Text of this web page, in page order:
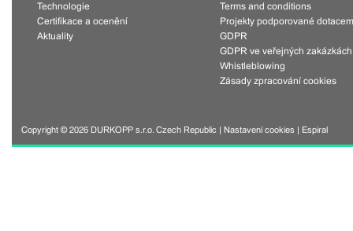
Technologie
Certifikace a ocenění
Aktuality
Terms and conditions
Projekty podporované
GDPR
GDPR ve veřejných zakázkách
Whistleblowing
Zásady zpracování cookies
Copyright © 2026 DURKOPP s.r.o. Czech Republic | Nastavení cookies | Espiral